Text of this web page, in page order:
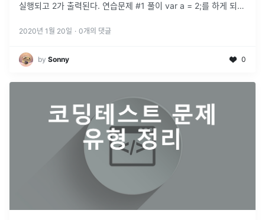
실행되고 2가 출력된다. 연습문제 #1 풀이 var a = 2;를 하게 되면
2020년 1월 20일 · 0개의 댓글
by Sonny 0